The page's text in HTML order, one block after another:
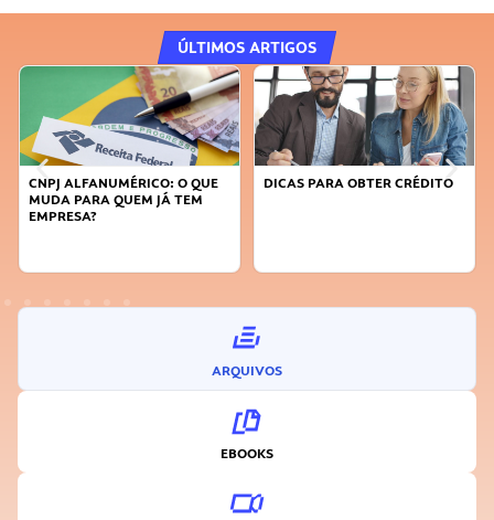
ÚLTIMOS ARTIGOS
CNPJ ALFANUMÉRICO: O QUE
MUDA PARA QUEM JÁ TEM
EMPRESA?
DICAS PARA OBTER CRÉDITO
ARQUIVOS
EBOOKS